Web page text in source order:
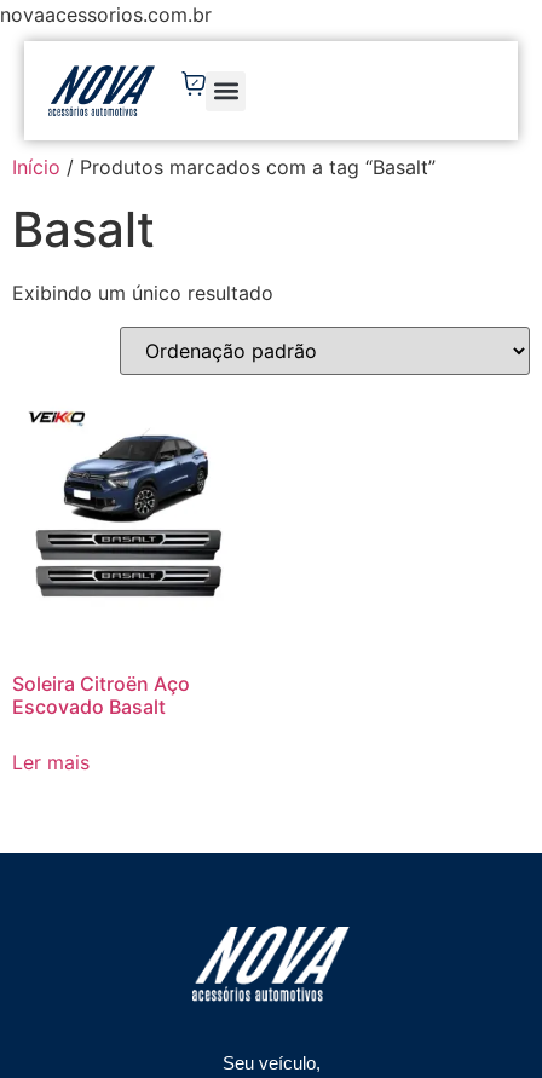
novaacessorios.com.br
Início / Produtos marcados com a tag “Basalt”
Basalt
Exibindo um único resultado
Soleira Citroën Aço
Escovado Basalt
Ler mais
Seu veículo,